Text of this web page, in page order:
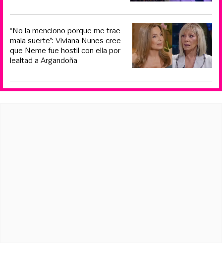
“No la menciono porque me trae
mala suerte”: Viviana Nunes cree
que Neme fue hostil con ella por
lealtad a Argandoña